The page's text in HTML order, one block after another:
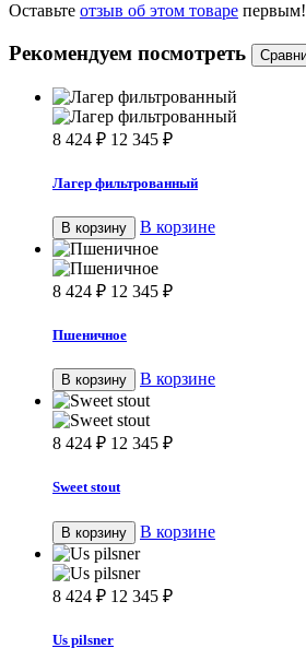
Оставьте отзыв об этом товаре первым!
Рекомендуем посмотреть
8 424 ₽ 12 345 ₽
Лагер фильтрованный
В корзину В корзине
8 424 ₽ 12 345 ₽
Пшеничное
В корзину В корзине
8 424 ₽ 12 345 ₽
Sweet stout
В корзину В корзине
8 424 ₽ 12 345 ₽
Us pilsner